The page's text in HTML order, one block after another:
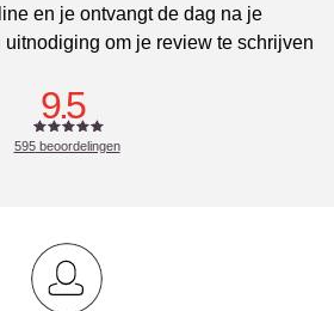
en je ontvangt de dag na je
uitnodiging om je review te schrijven
9.5
595beoordelingen